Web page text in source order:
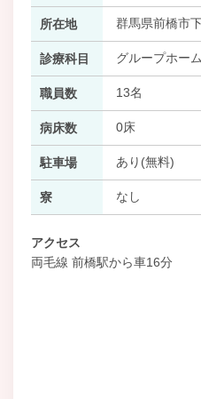
所在地 群馬県前橋市
診療科目 グループホーム
職員数 13名
病床数 0床
駐車場 あり(無料)
寮 なし
アクセス
両毛線 前橋駅から車16分